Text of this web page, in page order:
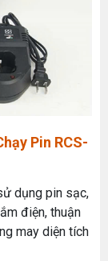
Pin RCS-
dụng pin sạc,
điện, thuận
may diện tích